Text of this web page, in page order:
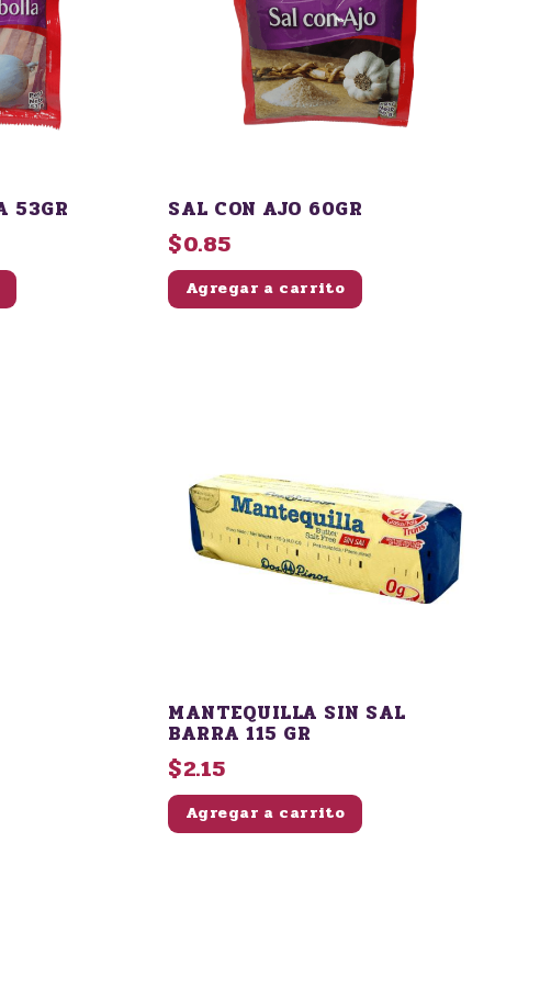
SAL CON CEBOLLA 53GR SAL CON AJO 60GR
$0.85
Agregar a carrito
MANTEQUILLA SIN SAL
BARRA 115 GR
$2.15
Agregar a carrito